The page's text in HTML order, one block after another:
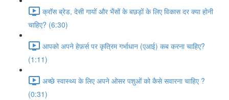
क्रॉस ब्रेड, देसी गायों और भैंसों के बछड़ों के लिए विकास दर क्या होनी
चाहिए? (6:30)
आपको अपने हेफ़र्स पर कृत्रिम गर्भाधान (एआई) कब करना चाहिए?
(1:11)
अच्छे स्वास्थ्य के लिए अपने ओसर पशुओं को कैसे सवारना चाहिए ?
(0:31)